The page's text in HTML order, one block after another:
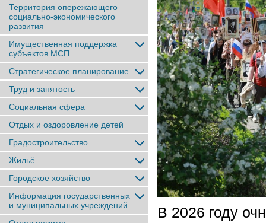
Территория опережающего
социально-экономического
развития
Имущественная поддержка
субъектов МСП
Стратегическое планирование
Труд и занятость
Социальная сфера
Отдых и оздоровление детей
Градостроительство
Жильё
Городское хозяйство
Информация государственных
и муниципальных учреждений
В 2026 году